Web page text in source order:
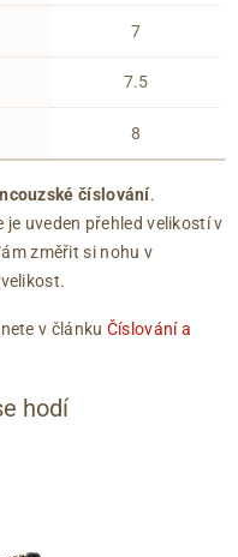
7
7.5
8
číslování.
uveden přehled velikostí v
změřit si nohu v
v článku Číslování a
hodí